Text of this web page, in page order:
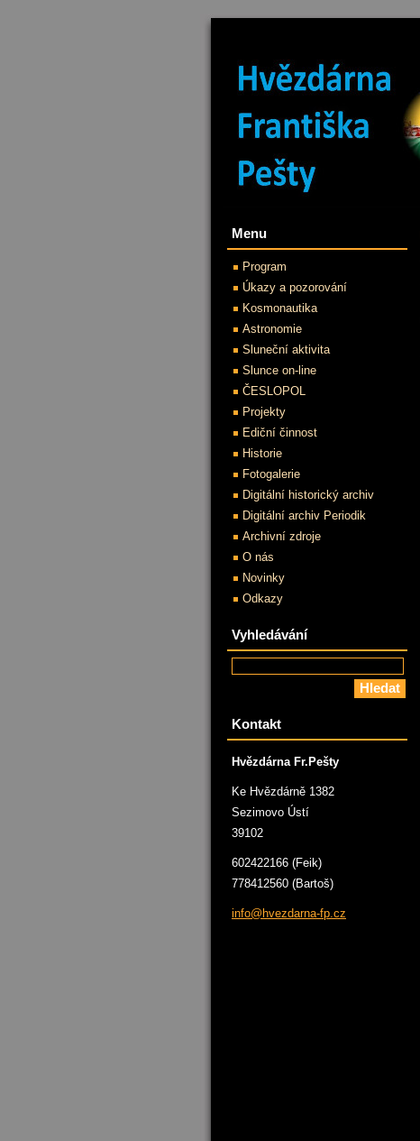
Menu
Program
Úkazy a pozorování
Kosmonautika
Astronomie
Sluneční aktivita
Slunce on-line
ČESLOPOL
Projekty
Ediční činnost
Historie
Fotogalerie
Digitální historický archiv
Digitální archiv Periodik
Archivní zdroje
O nás
Novinky
Odkazy
Vyhledávání
Kontakt
Hvězdárna Fr.Pešty
Ke Hvězdárně 1382
Sezimovo Ústí
39102
602422166 (Feik)
778412560 (Bartoš)
info@hvezdarna-fp.cz